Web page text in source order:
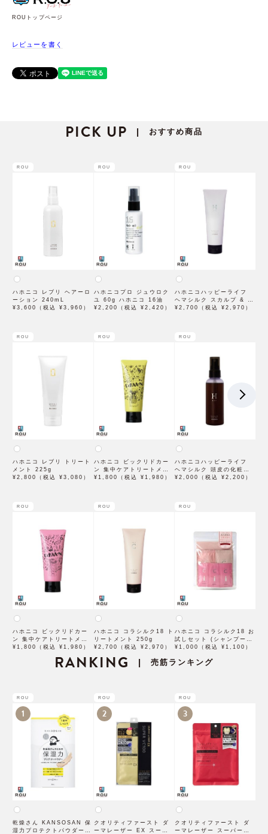
ROUトップページ
レビューを書く
PICK UP | おすすめ商品
ROU
ハホニコ レブリ ヘアーロ
ーション 240mL
¥3,600（税込 ¥3,960）
ROU
ハホニコプロ ジュウロク
ユ 60g ハホニコ 16油
¥2,200（税込 ¥2,420）
ROU
ハホニコハッピーライフ
ヘマシルク スカルプ & ヘ
アトリートメント 250g
¥2,700（税込 ¥2,970）
ROU
ハホニコ レブリ トリート
メント 225g
¥2,800（税込 ¥3,080）
ROU
ハホニコ ビックリドカー
ン 集中ケアトリートメン
ト サンセットフルーツの
¥1,800（税込 ¥1,980）
ROU
ハホニコハッピーライフ
ヘマシルク 頭皮の化粧水
118mL
¥2,000（税込 ¥2,200）
ROU
ハホニコ ビックリドカー
ン 集中ケアトリートメン
ト レディサボンの香り
¥1,800（税込 ¥1,980）
ROU
ハホニコ コラシルク18 ト
リートメント 250g
¥2,700（税込 ¥2,970）
ROU
ハホニコ コラシルク18 お
試しセット (シャンプー
10mL、トリートメント
1mL) 各3包
¥1,000（税込 ¥1,100）
RANKING | 売筋ランキング
ROU
1
乾燥さん KANSOSAN 保
湿力プロテクトパウダー
ROU
2
クオリティファースト ダ
ーマレーザー EX スーパ
ROU
3
クオリティファースト ダ
ーマレーザー スーパーレ